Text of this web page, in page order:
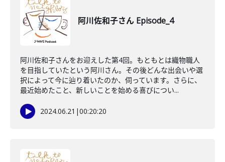
阿川佐和子さん Episode_4
阿川佐和子さんをお迎えした第4回。もともとは織物職人
を目指していたという阿川さん。その後どんな出会いや選
択によって今に辿り着いたのか、伺っています。さらに、
最近始めたこと、新しいことを始める喜びについ...
2024.06.21 |00:20:20